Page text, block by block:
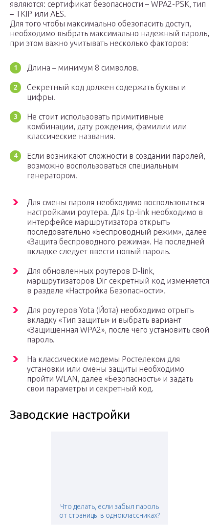
являются: сертификат безопасности – WPA2-PSK, тип
– TKIP или AES.
Для того чтобы максимально обезопасить доступ,
необходимо выбрать максимально надежный пароль,
при этом важно учитывать несколько факторов:
Длина – минимум 8 символов.
Секретный код должен содержать буквы и
цифры.
Не стоит использовать примитивные
комбинации, дату рождения, фамилии или
классические названия.
Если возникают сложности в создании паролей,
возможно воспользоваться специальным
генератором.
Для смены пароля необходимо воспользоваться
настройками роутера. Для tp-link необходимо в
интерфейсе маршрутизатора открыть
последовательно «Беспроводный режим», далее
«Защита беспроводного режима». На последней
вкладке следует ввести новый пароль.
Для обновленных роутеров D-link,
маршрутизаторов Dir секретный код изменяется
в разделе «Настройка Безопасности».
Для роутеров Yota (Йота) необходимо отрыть
вкладку «Тип защиты» и выбрать вариант
«Защищенная WPA2», после чего установить свой
пароль.
На классические модемы Ростелеком для
установки или смены защиты необходимо
пройти WLAN, далее «Безопасность» и задать
свои параметры и секретный код.
Заводские настройки
Что делать, если забыл пароль
от страницы в одноклассниках?